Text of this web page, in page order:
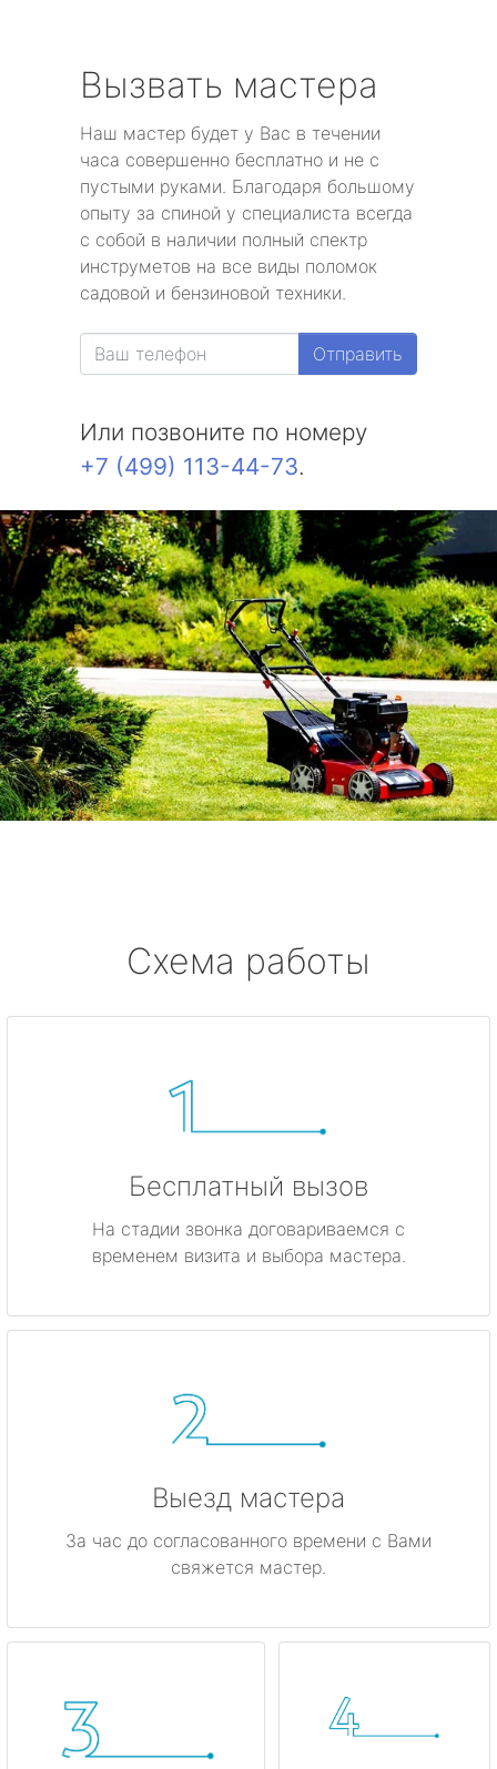
Вызвать мастера
Наш мастер будет у Вас в течении
часа совершенно бесплатно и не с
пустыми руками. Благодаря большому
опыту за спиной у специалиста всегда
с собой в наличии полный спектр
инструметов на все виды поломок
садовой и бензиновой техники.
Отправить
Или позвоните по номеру
+7 (499) 113-44-73.
Схема работы
Бесплатный вызов
На стадии звонка договариваемся с
временем визита и выбора мастера.
Выезд мастера
За час до согласованного времени с Вами
свяжется мастер.